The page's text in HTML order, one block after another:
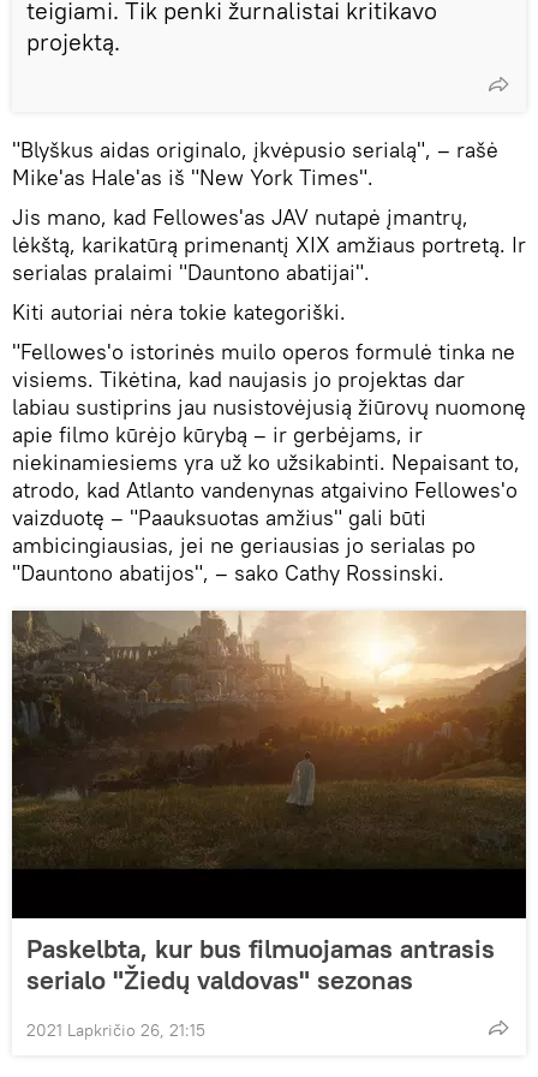
teigiami. Tik penki žurnalistai kritikavo
projektą.
"Blyškus aidas originalo, įkvėpusio serialą", – rašė
Mike'as Hale'as iš "New York Times".
Jis mano, kad Fellowes'as JAV nutapė įmantrų,
lėkštą, karikatūrą primenantį XIX amžiaus portretą. Ir
serialas pralaimi "Dauntono abatijai".
Kiti autoriai nėra tokie kategoriški.
"Fellowes'o istorinės muilo operos formulė tinka ne
visiems. Tikėtina, kad naujasis jo projektas dar
labiau sustiprins jau nusistovėjusią žiūrovų nuomonę
apie filmo kūrėjo kūrybą – ir gerbėjams, ir
niekinamiesiems yra už ko užsikabinti. Nepaisant to,
atrodo, kad Atlanto vandenynas atgaivino Fellowes'o
vaizduotę – "Paauksuotas amžius" gali būti
ambicingiausias, jei ne geriausias jo serialas po
"Dauntono abatijos", – sako Cathy Rossinski.
Paskelbta, kur bus filmuojamas antrasis
serialo "Žiedų valdovas" sezonas
2021 Lapkričio 26, 21:15